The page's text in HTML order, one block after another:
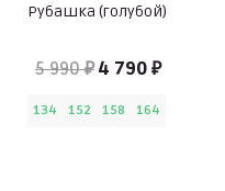
Рубашка (голубой)
5 990 ₽ 4 790 ₽
134 152 158 164